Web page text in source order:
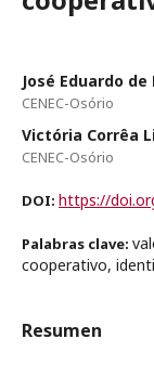
José Eduardo
CENEC-Osório
Victória Corrêa
CENEC-Osório
DOI: https://
Palabras clave:
cooperativo,
Resumen